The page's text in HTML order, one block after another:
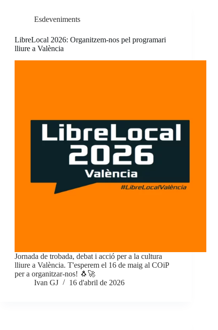
Esdeveniments
LibreLocal 2026: Organitzem-nos pel programari
lliure a València
Jornada de trobada, debat i acció per a la cultura
lliure a València. T'esperem el 16 de maig al COiP
per a organitzar-nos! 🐧🚀
Ivan GJ
16 d'abril de 2026